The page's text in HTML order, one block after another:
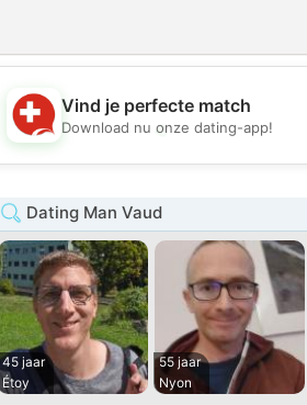
💖
Vind je perfecte match
Download nu onze dating-app!
Dating Man Vaud
45 jaar
Étoy
55 jaar
Nyon